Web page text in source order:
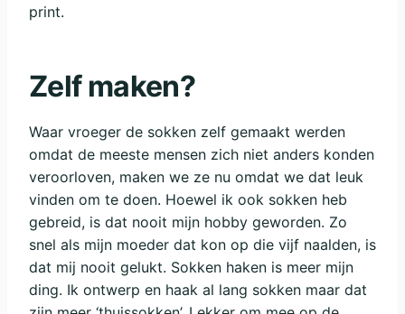
print.
Zelf maken?
Waar vroeger de sokken zelf gemaakt werden
omdat de meeste mensen zich niet anders konden
veroorloven, maken we ze nu omdat we dat leuk
vinden om te doen. Hoewel ik ook sokken heb
gebreid, is dat nooit mijn hobby geworden. Zo
snel als mijn moeder dat kon op die vijf naalden, is
dat mij nooit gelukt. Sokken haken is meer mijn
ding. Ik ontwerp en haak al lang sokken maar dat